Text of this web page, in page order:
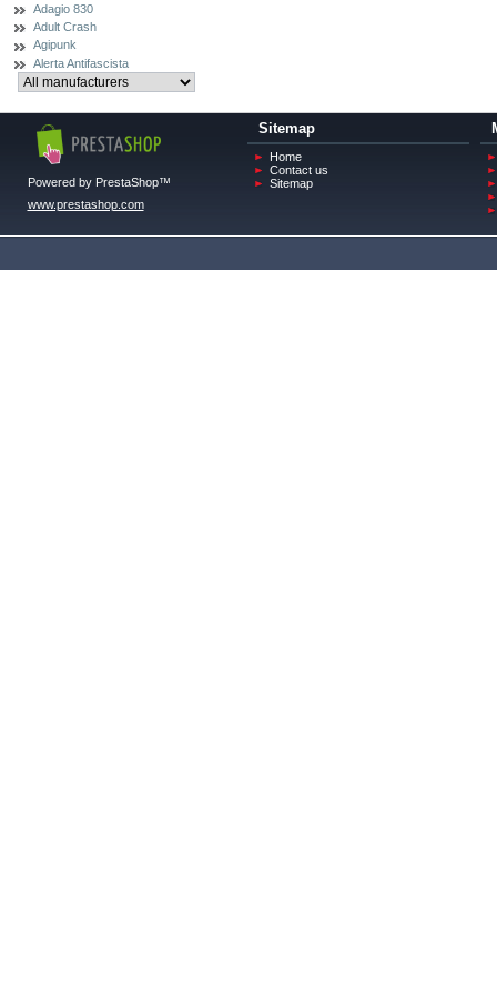
Adagio 830
Adult Crash
Agipunk
Alerta Antifascista
Powered by PrestaShop™
www.prestashop.com
Sitemap
Home
Contact us
Sitemap